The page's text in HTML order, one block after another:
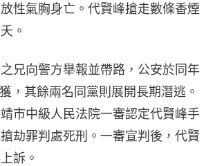
性氣胸身亡。代賢峰搶走數條香煙
。
兄向警方舉報並帶路，公安於同年
，其餘兩名同黨則展開長期潛逃。
市中級人民法院一審認定代賢峰手
劫罪判處死刑。一審宣判後，代賢
訴。